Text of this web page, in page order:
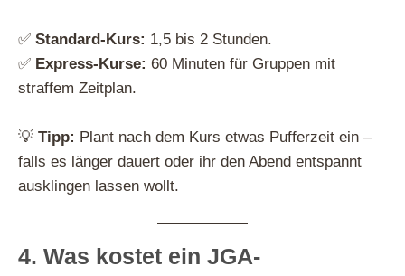
✅ Standard-Kurs: 1,5 bis 2 Stunden.
✅ Express-Kurse: 60 Minuten für Gruppen mit
straffem Zeitplan.
💡 Tipp: Plant nach dem Kurs etwas Pufferzeit ein –
falls es länger dauert oder ihr den Abend entspannt
ausklingen lassen wollt.
4. Was kostet ein JGA-